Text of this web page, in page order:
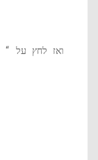
4. ואז לחץ על “